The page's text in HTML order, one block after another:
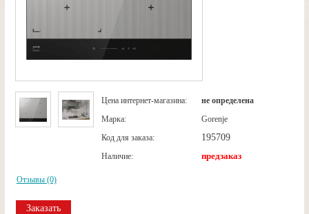
Цена интернет-магазина:
не определена
Марка:
Gorenje
Код для заказа:
195709
Наличие: предзаказ
Отзывы (0)
Заказать